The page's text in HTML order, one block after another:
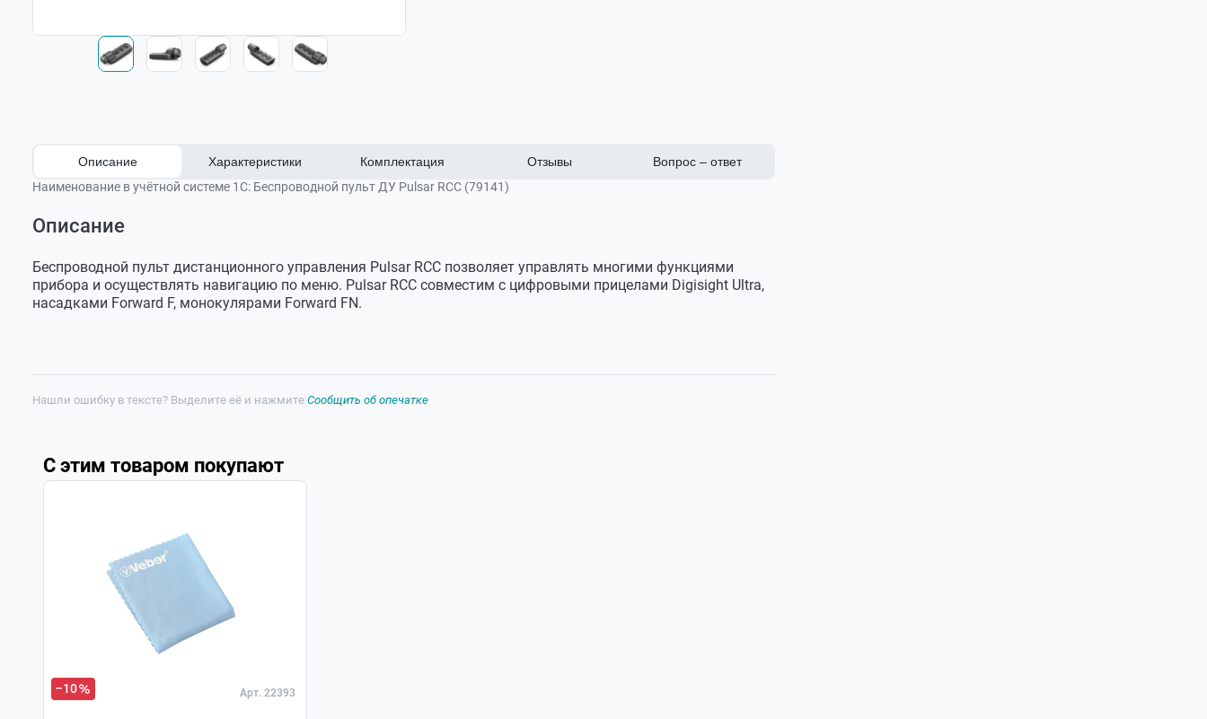
Описание Характеристики Комплектация Отзывы
Вопрос – ответ
Наименование в учётной системе 1С: Беспроводной пульт ДУ Pulsar RCC (79141)
Описание
Беспроводной пульт дистанционного управления Pulsar RCC позволяет управлять многими функциями
прибора и осуществлять навигацию по меню. Pulsar RCC совместим с цифровыми прицелами Digisight Ultra,
насадками Forward F, монокулярами Forward FN.
Частота
Стандарт 802.11 b/g/n
Дальность приема
в прямой
15 м
Габариты 94x30x28 мм
Беспроводной пульт дистанционного управления Pulsar RCC
Руководство по эксплуатации
Гарантийный талон
Оставить отзыв
Задать вопрос
Нашли ошибку в тексте? Выделите её и нажмите Сообщить об опечатке
С этим товаром покупают
–10 Арт. 22393